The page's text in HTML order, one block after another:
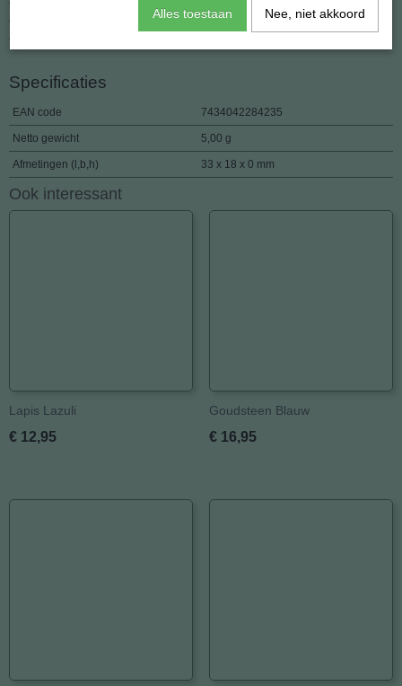
onder meer door een variëteit aan geluiden te maken, zoals klikken
Specificaties
EAN code 7434042284235
Netto gewicht 5,00 g
Afmetingen (l,b,h) 33 x 18 x 0 mm
Ook interessant
Lapis Lazuli
€ 12,95
Goudsteen Blauw
€ 16,95
Alles toestaan Nee, niet akkoord